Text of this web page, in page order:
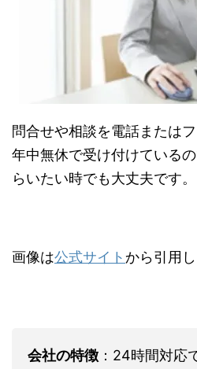
問合せや相談を電話または
年中無休で受け付けている
らいたい時でも大丈夫です。
画像は公式サイトから引用し
会社の特徴 ：24時間対応